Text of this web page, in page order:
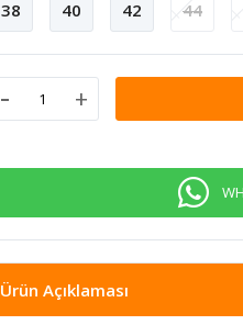
38 40 42 44
- +
Ürün Açıklaması